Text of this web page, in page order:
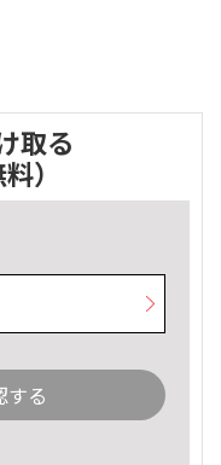
取る
）
する